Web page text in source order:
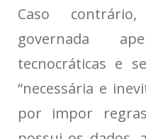
Caso
governada
tecnocráticas e
“necessária e
por impor